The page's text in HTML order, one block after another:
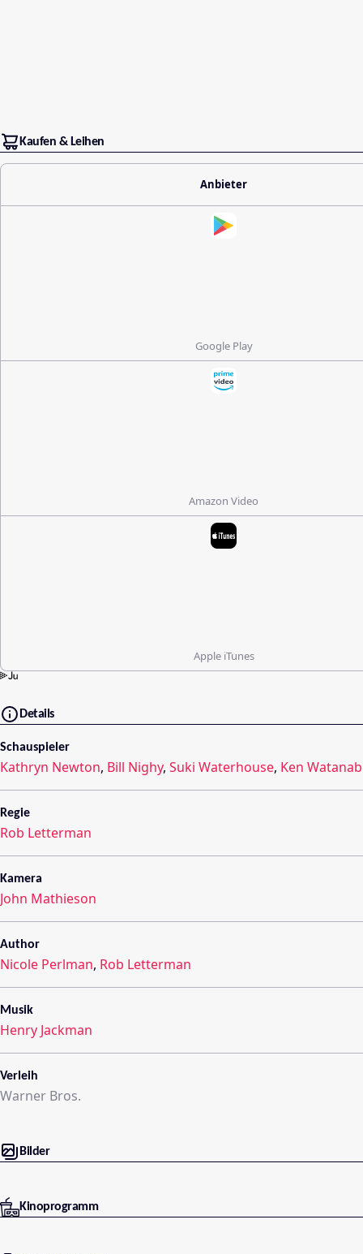
Kaufen & Leihen
Anbieter
Google Play
Amazon Video
Apple iTunes
Details
Schauspieler
Kathryn Newton, Bill Nighy, Suki Waterhouse, Ken
Regie
Rob Letterman
Kamera
John Mathieson
Author
Nicole Perlman, Rob Letterman
Musik
Henry Jackman
Verleih
Warner Bros.
Bilder
Kinoprogramm